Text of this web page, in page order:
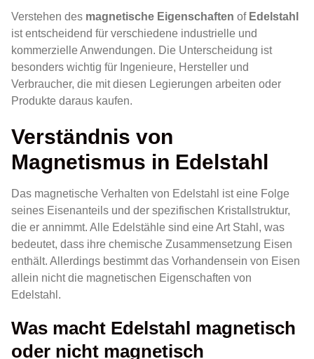
Verstehen des magnetische Eigenschaften of Edelstahl
ist entscheidend für verschiedene industrielle und
kommerzielle Anwendungen. Die Unterscheidung ist
besonders wichtig für Ingenieure, Hersteller und
Verbraucher, die mit diesen Legierungen arbeiten oder
Produkte daraus kaufen.
Verständnis von
Magnetismus in Edelstahl
Das magnetische Verhalten von Edelstahl ist eine Folge
seines Eisenanteils und der spezifischen Kristallstruktur,
die er annimmt. Alle Edelstähle sind eine Art Stahl, was
bedeutet, dass ihre chemische Zusammensetzung Eisen
enthält. Allerdings bestimmt das Vorhandensein von Eisen
allein nicht die magnetischen Eigenschaften von
Edelstahl.
Was macht Edelstahl magnetisch
oder nicht magnetisch